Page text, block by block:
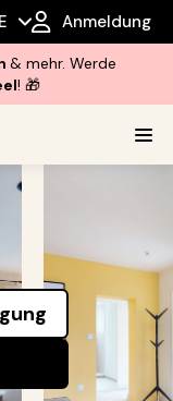
Anmeldung
& mehr. Werde
! 🎁